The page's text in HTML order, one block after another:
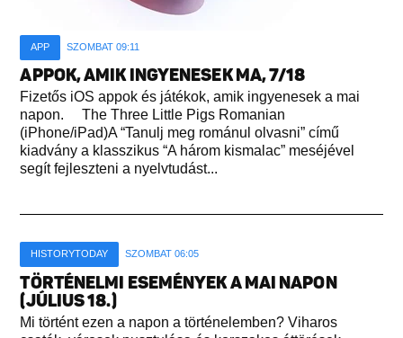
APP SZOMBAT 09:11
APPOK, AMIK INGYENESEK MA, 7/18
Fizetős iOS appok és játékok, amik ingyenesek a mai
napon. The Three Little Pigs Romanian
(iPhone/iPad)A “Tanulj meg románul olvasni” című
kiadvány a klasszikus “A három kismalac” meséjével
segít fejleszteni a nyelvtudást...
HISTORYTODAY SZOMBAT 06:05
TÖRTÉNELMI ESEMÉNYEK A MAI NAPON
(JÚLIUS 18.)
Mi történt ezen a napon a történelemben? Viharos